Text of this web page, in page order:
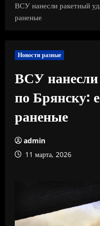
ВСУ нанесли ракетный
раненые
Новости разные
ВСУ
по Брянску:
раненые
admin
11 марта, 2026